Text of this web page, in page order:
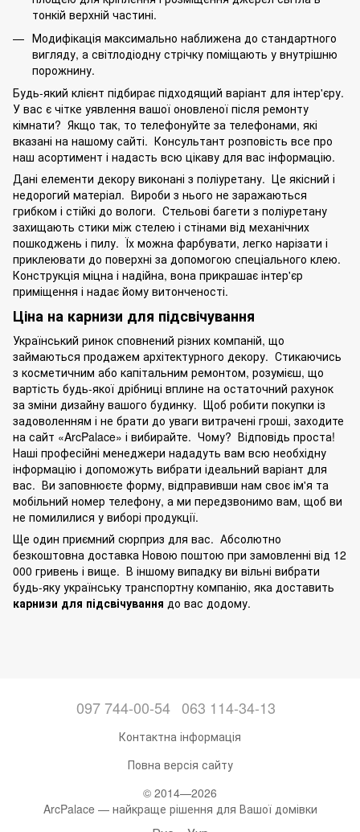
тонкій верхній частині.
Модифікація максимально наближена до стандартного
вигляду, а світлодіодну стрічку поміщають у внутрішню
порожнину.
Будь-який клієнт підбирає підходящий варіант для інтер'єру.
У вас є чітке уявлення вашої оновленої після ремонту
кімнати? Якщо так, то телефонуйте за телефонами, які
вказані на нашому сайті. Консультант розповість все про
наш асортимент і надасть всю цікаву для вас інформацію.
Дані елементи декору виконані з поліуретану. Це якісний і
недорогий матеріал. Вироби з нього не заражаються
грибком і стійкі до вологи. Стельові багети з поліуретану
захищають стики між стелею і стінами від механічних
пошкоджень і пилу. Їх можна фарбувати, легко нарізати і
приклеювати до поверхні за допомогою спеціального клею.
Конструкція міцна і надійна, вона прикрашає інтер'єр
приміщення і надає йому витонченості.
Ціна на карнизи для підсвічування
Український ринок сповнений різних компаній, що
займаються продажем архітектурного декору. Стикаючись
з косметичним або капітальним ремонтом, розумієш, що
вартість будь-якої дрібниці вплине на остаточний рахунок
за зміни дизайну вашого будинку. Щоб робити покупки із
задоволенням і не брати до уваги витрачені гроші, заходите
на сайт «ArcPalace» і вибирайте. Чому? Відповідь проста!
Наші професійні менеджери нададуть вам всю необхідну
інформацію і допоможуть вибрати ідеальний варіант для
вас. Ви заповнюєте форму, відправивши нам своє ім'я та
мобільний номер телефону, а ми передзвонимо вам, щоб ви
не помилилися у виборі продукції.
Ще один приємний сюрприз для вас. Абсолютно
безкоштовна доставка Новою поштою при замовленні від 12
000 гривень і вище. В іншому випадку ви вільні вибрати
будь-яку українську транспортну компанію, яка доставить
карнизи для підсвічування до вас додому.
097 744-00-54 063 114-34-13
Контактна інформація
Повна версія сайту
© 2014—2026
ArcPalace — найкраще рішення для Вашої домівки